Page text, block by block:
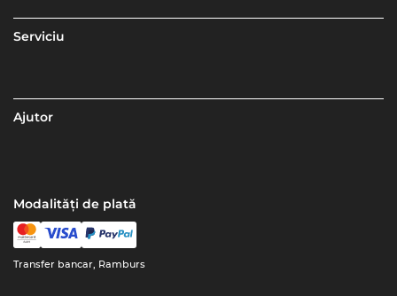
Serviciu
Ajutor
Modalități de plată
Transfer bancar, Ramburs